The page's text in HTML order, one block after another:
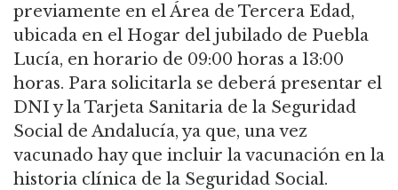
previamente en el Área de Tercera Edad,
ubicada en el Hogar del jubilado de Puebla
Lucía, en horario de 09:00 horas a 13:00
horas. Para solicitarla se deberá presentar el
DNI y la Tarjeta Sanitaria de la Seguridad
Social de Andalucía, ya que, una vez
vacunado hay que incluir la vacunación en la
historia clínica de la Seguridad Social.